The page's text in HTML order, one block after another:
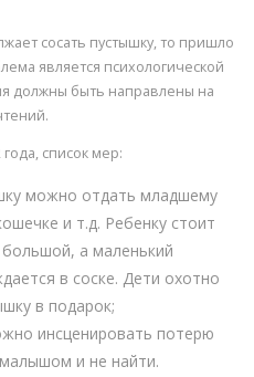
сосать пустышку, то пришло
является психологической
должны быть направлены на
список мер:
можно отдать младшему
и т.д. Ребенку стоит
а маленький
в соске. Дети охотно
в подарок;
инсценировать потерю
и не найти.